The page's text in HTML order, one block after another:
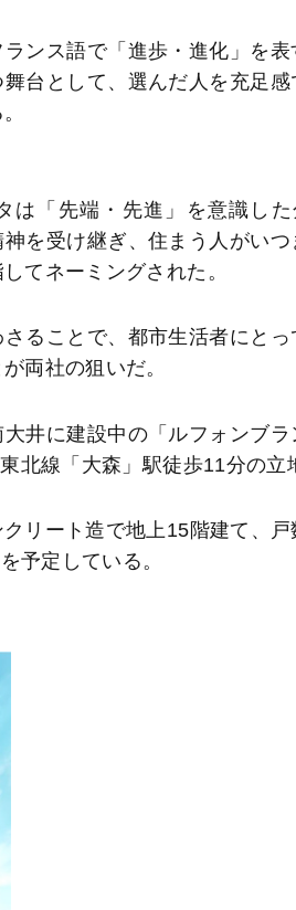
ンス語で「進歩・進化」を
台として、選んだ人を充足
「先端・先進」を意識し
神を受け継ぎ、住まう人がい
てネーミングされた。
ることで、都市生活者にと
両社の狙いだ。
井に建設中の「ルフォンブ
北線「大森」駅徒歩11分の立
リート造で地上15階建て、戸
予定している。